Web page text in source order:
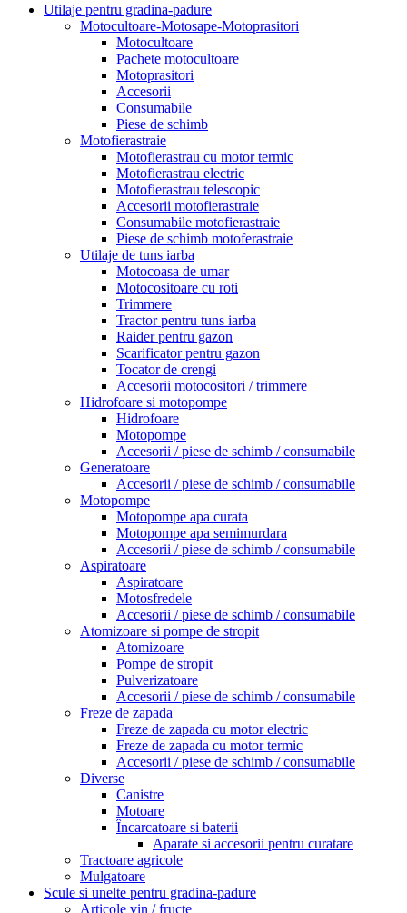
Utilaje pentru gradina-padure
Motocultoare-Motosape-Motoprasitori
Motocultoare
Pachete motocultoare
Motoprasitori
Accesorii
Consumabile
Piese de schimb
Motofierastraie
Motofierastrau cu motor termic
Motofierastrau electric
Motofierastrau telescopic
Accesorii motofierastraie
Consumabile motofierastraie
Piese de schimb motoferastraie
Utilaje de tuns iarba
Motocoasa de umar
Motocositoare cu roti
Trimmere
Tractor pentru tuns iarba
Raider pentru gazon
Scarificator pentru gazon
Tocator de crengi
Accesorii motocositori / trimmere
Hidrofoare si motopompe
Hidrofoare
Motopompe
Accesorii / piese de schimb / consumabile
Generatoare
Accesorii / piese de schimb / consumabile
Motopompe
Motopompe apa curata
Motopompe apa semimurdara
Accesorii / piese de schimb / consumabile
Aspiratoare
Aspiratoare
Motosfredele
Accesorii / piese de schimb / consumabile
Atomizoare si pompe de stropit
Atomizoare
Pompe de stropit
Pulverizatoare
Accesorii / piese de schimb / consumabile
Freze de zapada
Freze de zapada cu motor electric
Freze de zapada cu motor termic
Accesorii / piese de schimb / consumabile
Diverse
Canistre
Motoare
Încarcatoare si baterii
Aparate si accesorii pentru curatare
Tractoare agricole
Mulgatoare
Scule si unelte pentru gradina-padure
Articole vin / fructe